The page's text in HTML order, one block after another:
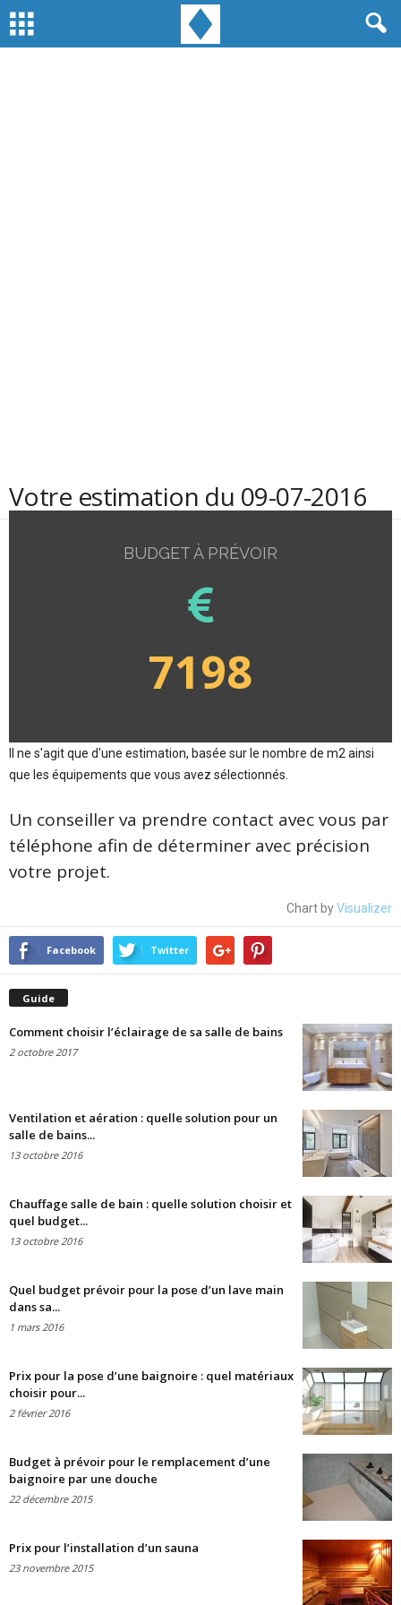
Votre estimation du 09-07-2016
BUDGET À PRÉVOIR
7198
Il ne s'agit que d'une estimation, basée sur le nombre de m2 ainsi
que les équipements que vous avez sélectionnés.
Un conseiller va prendre contact avec vous par
téléphone afin de déterminer avec précision
votre projet.
Chart byVisualizer
Facebook Twitter
Guide
Comment choisir l’éclairage de sa salle de bains
2 octobre 2017
Ventilation et aération : quelle solution pour un
salle de bains...
13 octobre 2016
Chauffage salle de bain : quelle solution choisir et
quel budget...
13 octobre 2016
Quel budget prévoir pour la pose d’un lave main
dans sa...
1 mars 2016
Prix pour la pose d’une baignoire : quel matériaux
choisir pour...
2 février 2016
Budget à prévoir pour le remplacement d’une
baignoire par une douche
22 décembre 2015
Prix pour l’installation d’un sauna
23 novembre 2015